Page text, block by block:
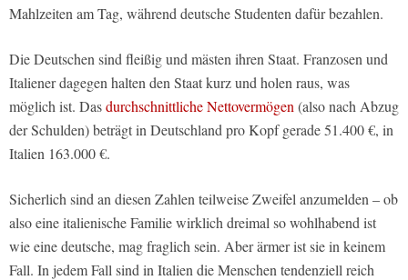
Mahlzeiten am Tag, während deutsche Studenten dafür bezahlen.
Die Deutschen sind fleißig und mästen ihren Staat. Franzosen und
Italiener dagegen halten den Staat kurz und holen raus, was
möglich ist. Dasdurchschnittliche Nettovermögen (also nach Abzug
der Schulden) beträgt in Deutschland pro Kopf gerade 51.400 €, in
Italien 163.000 €.
Sicherlich sind an diesen Zahlen teilweise Zweifel anzumelden – ob
also eine italienische Familie wirklich dreimal so wohlhabend ist
wie eine deutsche, mag fraglich sein. Aber ärmer ist sie in keinem
Fall. In jedem Fall sind in Italien die Menschen tendenziell reich